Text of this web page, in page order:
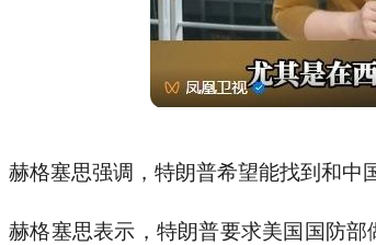
赫格塞思强调，特朗普希望能找到和中
赫格塞思表示，特朗普要求美国国防